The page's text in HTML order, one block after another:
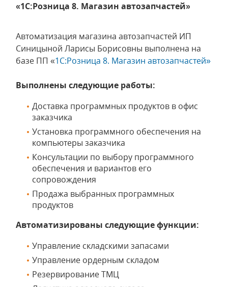
«1С:Розница 8. Магазин автозапчастей»
Автоматизация магазина автозапчастей ИП
Синицыной Ларисы Борисовны выполнена на
базе ПП «1С:Розница 8. Магазин автозапчастей»
Выполнены следующие работы:
Доставка программных продуктов в офис
заказчика
Установка программного обеспечения на
компьютеры заказчика
Консультации по выбору программного
обеспечения и вариантов его
сопровождения
Продажа выбранных программных
продуктов
Автоматизированы следующие функции:
Управление складскими запасами
Управление ордерным складом
Резервирование ТМЦ